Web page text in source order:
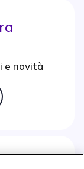
e novità